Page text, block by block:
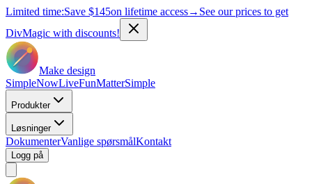
Limited time:Save $145on lifetime access→ See our prices to get
DivMagic with discounts!
Make design
SimpleNowLiveFunMatterSimple
Produkter
Løsninger
DokumenterVanlige spørsmålKontakt
Logg på